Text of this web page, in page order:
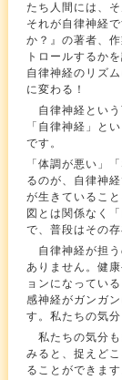
たち人間には、
それが自律神経
か？』の著者、
トロールするか
自律神経のリズ
に変わる！
自律神経という
「自律神経」と
です。
「体調が悪い」
るのが、自律神
が生きているこ
図とは関係なく
で、普段はその
自律神経が担う
ありません。健
ョンになってい
感神経がガンガ
す。私たちの気
私たちの気分も
みると、捉えど
ることができます